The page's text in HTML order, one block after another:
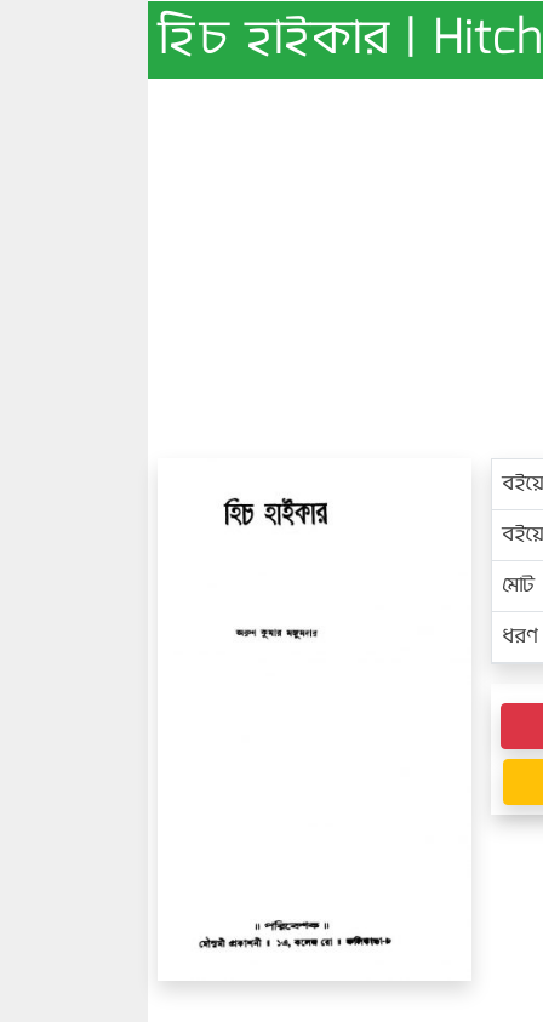
হিচ হাইকার |
মোট
ধরণ